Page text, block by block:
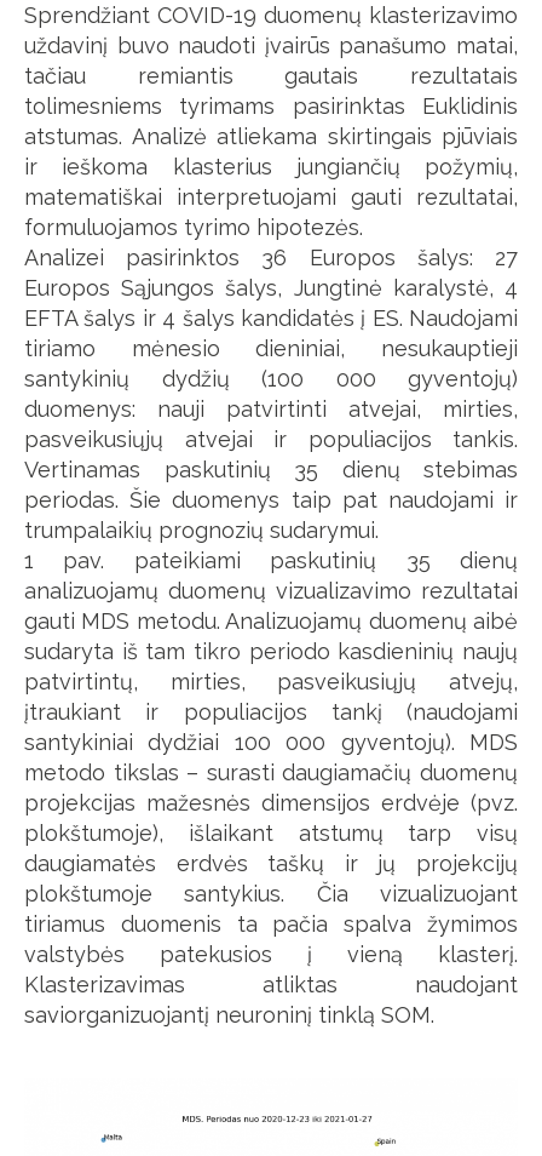
Sprendžiant COVID-19 duomenų klasterizavimo
uždavinį buvo naudoti įvairūs panašumo matai,
tačiau remiantis gautais rezultatais
tolimesniems tyrimams pasirinktas Euklidinis
atstumas. Analizė atliekama skirtingais pjūviais
ir ieškoma klasterius jungiančių požymių,
matematiškai interpretuojami gauti rezultatai,
formuluojamos tyrimo hipotezės.
Analizei pasirinktos 36 Europos šalys: 27
Europos Sąjungos šalys, Jungtinė karalystė, 4
EFTA šalys ir 4 šalys kandidatės į ES. Naudojami
tiriamo mėnesio dieniniai, nesukauptieji
santykinių dydžių (100 000 gyventojų)
duomenys: nauji patvirtinti atvejai, mirties,
pasveikusiųjų atvejai ir populiacijos tankis.
Vertinamas paskutinių 35 dienų stebimas
periodas. Šie duomenys taip pat naudojami ir
trumpalaikių prognozių sudarymui.
1 pav. pateikiami paskutinių 35 dienų
analizuojamų duomenų vizualizavimo rezultatai
gauti MDS metodu. Analizuojamų duomenų aibė
sudaryta iš tam tikro periodo kasdieninių naujų
patvirtintų, mirties, pasveikusiųjų atvejų,
įtraukiant ir populiacijos tankį (naudojami
santykiniai dydžiai 100 000 gyventojų). MDS
metodo tikslas – surasti daugiamačių duomenų
projekcijas mažesnės dimensijos erdvėje (pvz.
plokštumoje), išlaikant atstumų tarp visų
daugiamatės erdvės taškų ir jų projekcijų
plokštumoje santykius. Čia vizualizuojant
tiriamus duomenis ta pačia spalva žymimos
valstybės patekusios į vieną klasterį.
Klasterizavimas atliktas naudojant
saviorganizuojantį neuroninį tinklą SOM.